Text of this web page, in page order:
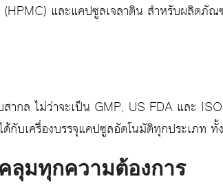
และแคปซูลเจลาติน สำหรับผลิตภัณ
สากล ไม่ว่าจะเป็น GMP, US FDA และ
เครื่องบรรจุแคปซูลอัตโนมัติทุกประเภท ทั้
ลุมทุกความต้องการ